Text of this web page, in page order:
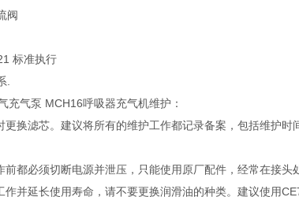
阀
标准执行
.
充气泵 MCH16呼吸器充气机维护：
更换滤芯。建议将所有的维护工作都记录备案，包括维护
都必须切断电源并泄压，只能使用原厂配件，经常在接头
并延长使用寿命，请不要更换润滑油的种类。建议使用